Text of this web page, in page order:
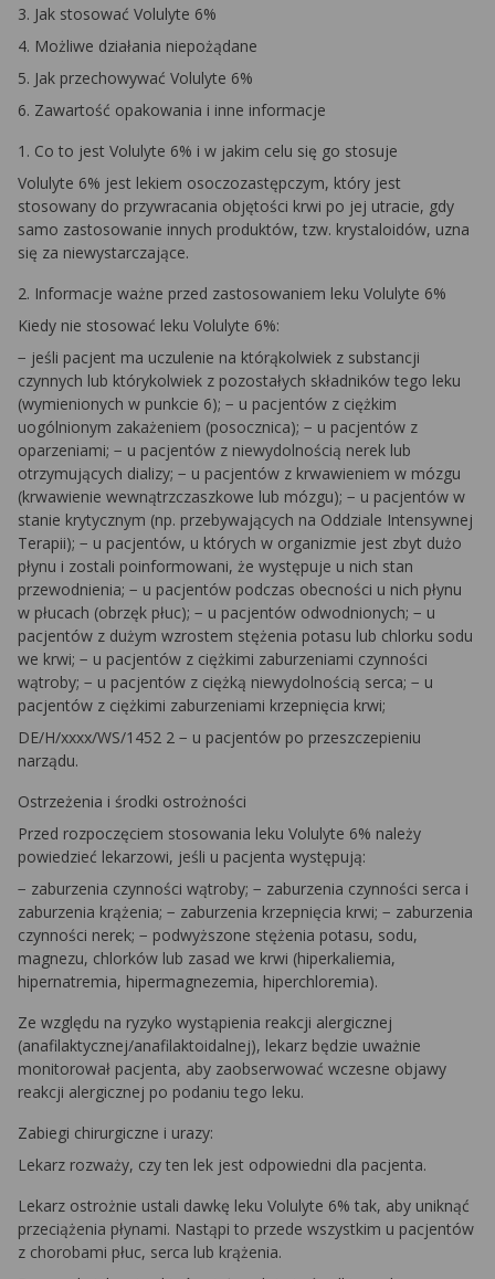
3. Jak stosować Volulyte 6%
4. Możliwe działania niepożądane
5. Jak przechowywać Volulyte 6%
6. Zawartość opakowania i inne informacje
1. Co to jest Volulyte 6% i w jakim celu się go stosuje
Volulyte 6% jest lekiem osoczozastępczym, który jest
stosowany do przywracania objętości krwi po jej utracie, gdy
samo zastosowanie innych produktów, tzw. krystaloidów, uzna
się za niewystarczające.
2. Informacje ważne przed zastosowaniem leku Volulyte 6%
Kiedy nie stosować leku Volulyte 6%:
− jeśli pacjent ma uczulenie na którąkolwiek z substancji
czynnych lub którykolwiek z pozostałych składników tego leku
(wymienionych w punkcie 6); − u pacjentów z ciężkim
uogólnionym zakażeniem (posocznica); − u pacjentów z
oparzeniami; − u pacjentów z niewydolnością nerek lub
otrzymujących dializy; − u pacjentów z krwawieniem w mózgu
(krwawienie wewnątrzczaszkowe lub mózgu); − u pacjentów w
stanie krytycznym (np. przebywających na Oddziale Intensywnej
Terapii); − u pacjentów, u których w organizmie jest zbyt dużo
płynu i zostali poinformowani, że występuje u nich stan
przewodnienia; − u pacjentów podczas obecności u nich płynu
w płucach (obrzęk płuc); − u pacjentów odwodnionych; − u
pacjentów z dużym wzrostem stężenia potasu lub chlorku sodu
we krwi; − u pacjentów z ciężkimi zaburzeniami czynności
wątroby; − u pacjentów z ciężką niewydolnością serca; − u
pacjentów z ciężkimi zaburzeniami krzepnięcia krwi;
DE/H/xxxx/WS/1452 2 − u pacjentów po przeszczepieniu
narządu.
Ostrzeżenia i środki ostrożności
Przed rozpoczęciem stosowania leku Volulyte 6% należy
powiedzieć lekarzowi, jeśli u pacjenta występują:
− zaburzenia czynności wątroby; − zaburzenia czynności serca i
zaburzenia krążenia; − zaburzenia krzepnięcia krwi; − zaburzenia
czynności nerek; − podwyższone stężenia potasu, sodu,
magnezu, chlorków lub zasad we krwi (hiperkaliemia,
hipernatremia, hipermagnezemia, hiperchloremia).
Ze względu na ryzyko wystąpienia reakcji alergicznej
(anafilaktycznej/anafilaktoidalnej), lekarz będzie uważnie
monitorował pacjenta, aby zaobserwować wczesne objawy
reakcji alergicznej po podaniu tego leku.
Zabiegi chirurgiczne i urazy:
Lekarz rozważy, czy ten lek jest odpowiedni dla pacjenta.
Lekarz ostrożnie ustali dawkę leku Volulyte 6% tak, aby uniknąć
przeciążenia płynami. Nastąpi to przede wszystkim u pacjentów
z chorobami płuc, serca lub krążenia.